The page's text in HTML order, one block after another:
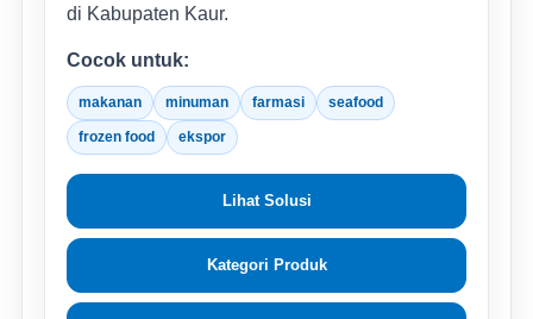
di Kabupaten Kaur.
Cocok untuk:
makanan minuman farmasi seafood
frozen food ekspor
Lihat Solusi
Kategori Produk